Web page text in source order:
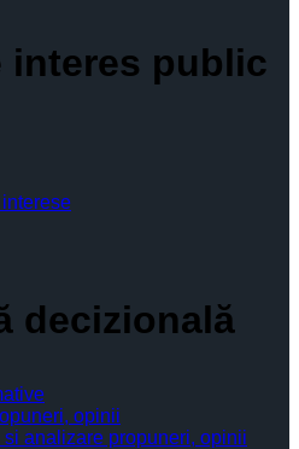
interes public
decizională
opinii
analizare propuneri, opinii